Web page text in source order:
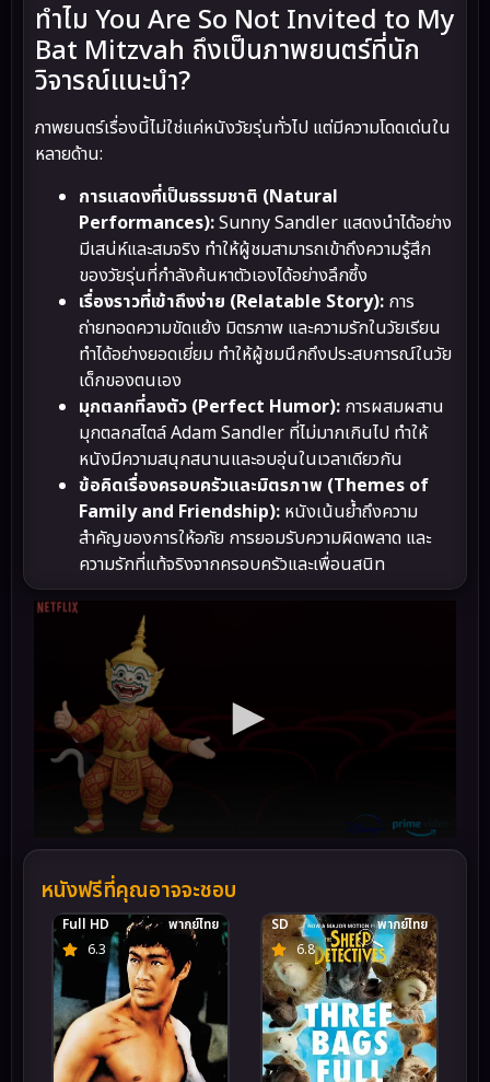
ทำไม You Are So Not Invited to My
Bat Mitzvah ถึงเป็นภาพยนตร์ที่นัก
วิจารณ์แนะนำ?
ภาพยนตร์เรื่องนี้ไม่ใช่แค่หนังวัยรุ่นทั่วไป แต่มีความโดดเด่นใน
หลายด้าน:
การแสดงที่เป็นธรรมชาติ (Natural
Performances):Sunny Sandler แสดงนำได้อย่าง
มีเสน่ห์และสมจริง ทำให้ผู้ชมสามารถเข้าถึงความรู้สึก
ของวัยรุ่นที่กำลังค้นหาตัวเองได้อย่างลึกซึ้ง
เรื่องราวที่เข้าถึงง่าย (Relatable Story): การ
ถ่ายทอดความขัดแย้ง มิตรภาพ และความรักในวัยเรียน
ทำได้อย่างยอดเยี่ยม ทำให้ผู้ชมนึกถึงประสบการณ์ในวัย
เด็กของตนเอง
มุกตลกที่ลงตัว (Perfect Humor): การผสมผสาน
มุกตลกสไตล์ Adam Sandler ที่ไม่มากเกินไป ทำให้
หนังมีความสนุกสนานและอบอุ่นในเวลาเดียวกัน
ข้อคิดเรื่องครอบครัวและมิตรภาพ (Themes of
Family and Friendship): หนังเน้นย้ำถึงความ
สำคัญของการให้อภัย การยอมรับความผิดพลาด และ
ความรักที่แท้จริงจากครอบครัวและเพื่อนสนิท
หนังฟรีที่คุณอาจจะชอบ
6.3
Full HD
พากย์ไทย
6.8
SD พากย์ไทย